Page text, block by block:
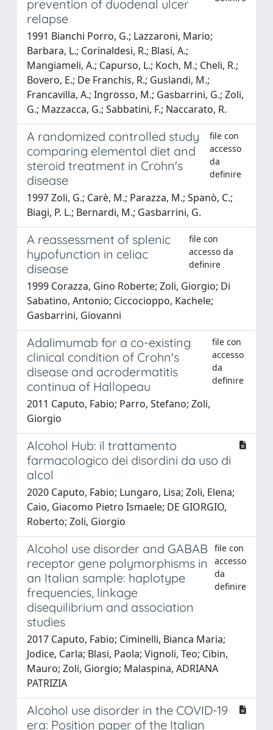
prevention of duodenal ulcer
relapse
1991 Bianchi Porro, G.; Lazzaroni, Mario;
Barbara, L.; Corinaldesi, R.; Blasi, A.;
Mangiameli, A.; Capurso, L.; Koch, M.; Cheli, R.;
Bovero, E.; De Franchis, R.; Guslandi, M.;
Francavilla, A.; Ingrosso, M.; Gasbarrini, G.; Zoli,
G.; Mazzacca, G.; Sabbatini, F.; Naccarato, R.
A randomized controlled study
comparing elemental diet and
steroid treatment in Crohn's
disease
file con
accesso
da
definire
1997 Zoli, G.; Carè, M.; Parazza, M.; Spanò, C.;
Biagi, P. L.; Bernardi, M.; Gasbarrini, G.
A reassessment of splenic
hypofunction in celiac
disease
file con
accesso da
definire
1999 Corazza, Gino Roberte; Zoli, Giorgio; Di
Sabatino, Antonio; Ciccocioppo, Kachele;
Gasbarrini, Giovanni
Adalimumab for a co-existing
clinical condition of Crohn's
disease and acrodermatitis
continua of Hallopeau
file con
accesso
da
definire
2011 Caputo, Fabio; Parro, Stefano; Zoli,
Giorgio
Alcohol Hub: il trattamento
farmacologico dei disordini da uso di
alcol
2020 Caputo, Fabio; Lungaro, Lisa; Zoli, Elena;
Caio, Giacomo Pietro Ismaele; DE GIORGIO,
Roberto; Zoli, Giorgio
Alcohol use disorder and GABAB
receptor gene polymorphisms in
an Italian sample: haplotype
frequencies, linkage
disequilibrium and association
studies
file con
accesso
da
definire
2017 Caputo, Fabio; Ciminelli, Bianca Maria;
Jodice, Carla; Blasi, Paola; Vignoli, Teo; Cibin,
Mauro; Zoli, Giorgio; Malaspina, ADRIANA
PATRIZIA
Alcohol use disorder in the COVID-19
era: Position paper of the Italian